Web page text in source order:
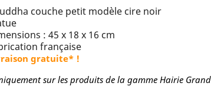
couche petit modèle cire noir
: 45 x 18 x 16 cm
française
gratuite* !
sur les produits de la gamme Hairie